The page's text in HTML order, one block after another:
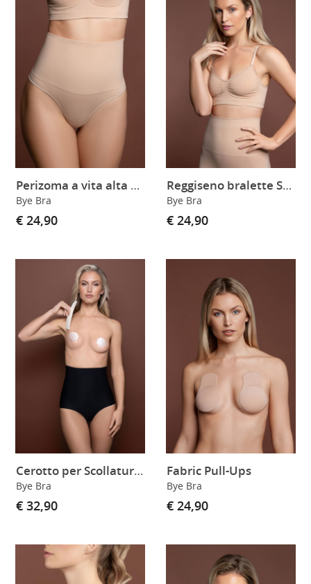
Perizoma a vita alta Seamless
Bye Bra
€ 24,90
Reggiseno bralette Seamless
Bye Bra
€ 24,90
Cerotto per Scollatura Perfetto + Copricapezzoli in Raso A-F
Bye Bra
€ 32,90
Fabric Pull-Ups
Bye Bra
€ 24,90